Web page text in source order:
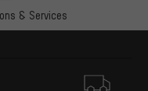
& Services